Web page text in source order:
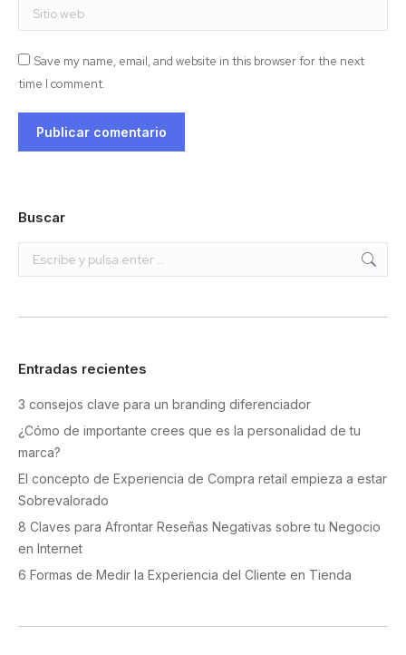
Sitio web
Save my name, email, and website in this browser for the next
time I comment.
Publicar comentario
Buscar
Buscar:
Entradas recientes
3 consejos clave para un branding diferenciador
¿Cómo de importante crees que es la personalidad de tu
marca?
El concepto de Experiencia de Compra retail empieza a estar
Sobrevalorado
8 Claves para Afrontar Reseñas Negativas sobre tu Negocio
en Internet
6 Formas de Medir la Experiencia del Cliente en Tienda